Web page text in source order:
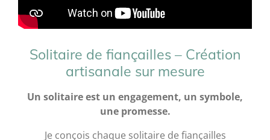
Solitaire de fiançailles – Création
artisanale sur mesure
Un solitaireest un engagement, un symbole,
une promesse.
Je conçois chaque solitaire de fiançailles